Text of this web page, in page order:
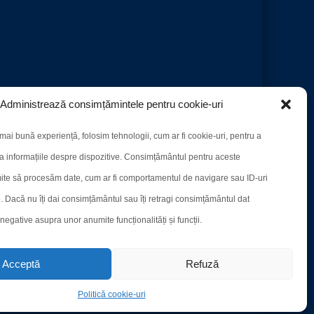
Administrează consimțămintele pentru cookie-uri
bună experiență, folosim tehnologii, cum ar fi cookie-uri, pentru a
informațiile despre dispozitive. Consimțământul pentru aceste
să procesăm date, cum ar fi comportamentul de navigare sau ID-uri
Dacă nu îți dai consimțământul sau îți retragi consimțământul dat
asupra unor anumite funcționalități și funcții.
Acceptă Refuză
Politică cookie-uri